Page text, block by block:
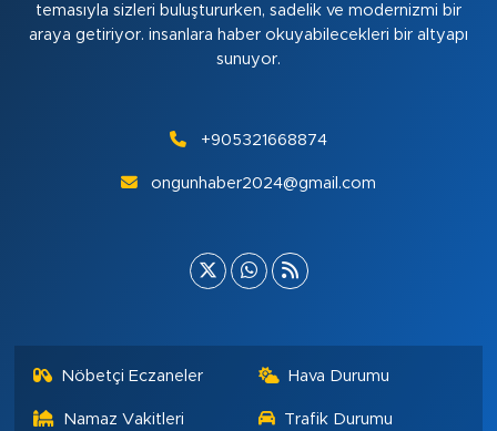
temasıyla sizleri buluştururken, sadelik ve modernizmi bir
araya getiriyor. insanlara haber okuyabilecekleri bir altyapı
sunuyor.
+905321668874
ongunhaber2024@gmail.com
Nöbetçi Eczaneler Hava Durumu
Namaz Vakitleri Trafik Durumu